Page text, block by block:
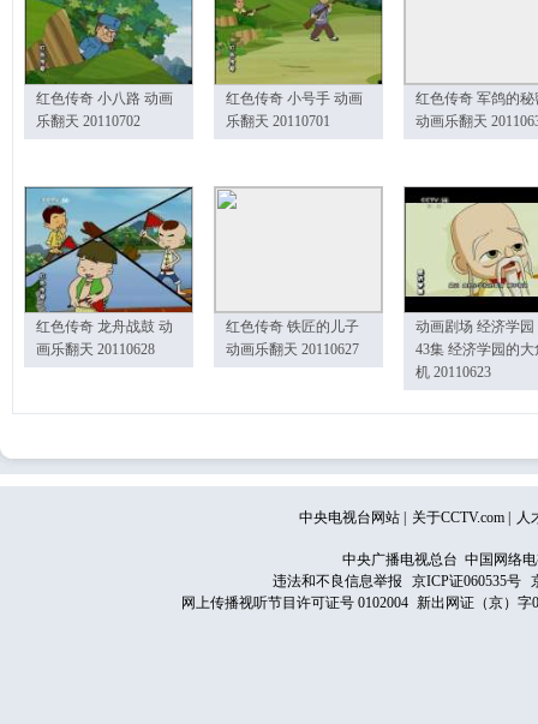
红色传奇 小八路 动画
乐翻天 20110702
红色传奇 小号手 动画
乐翻天 20110701
红色传奇 军鸽的秘
动画乐翻天
红色传奇 龙舟战鼓 动
画乐翻天 20110628
红色传奇 铁匠的儿子
动画乐翻天 20110627
动画剧场 经济学园
43集 经济学园的大
机 20110623
中央电视台网站 关于CCTV.com 人
中央广播电视总台 中国网络
违法和不良信息举报
京ICP证060535号
网上传播视听节目许可证号 0102004 新出网证（京）